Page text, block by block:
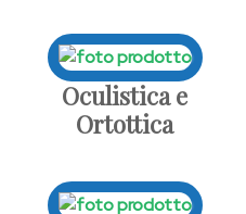
Oculistica e
Ortottica